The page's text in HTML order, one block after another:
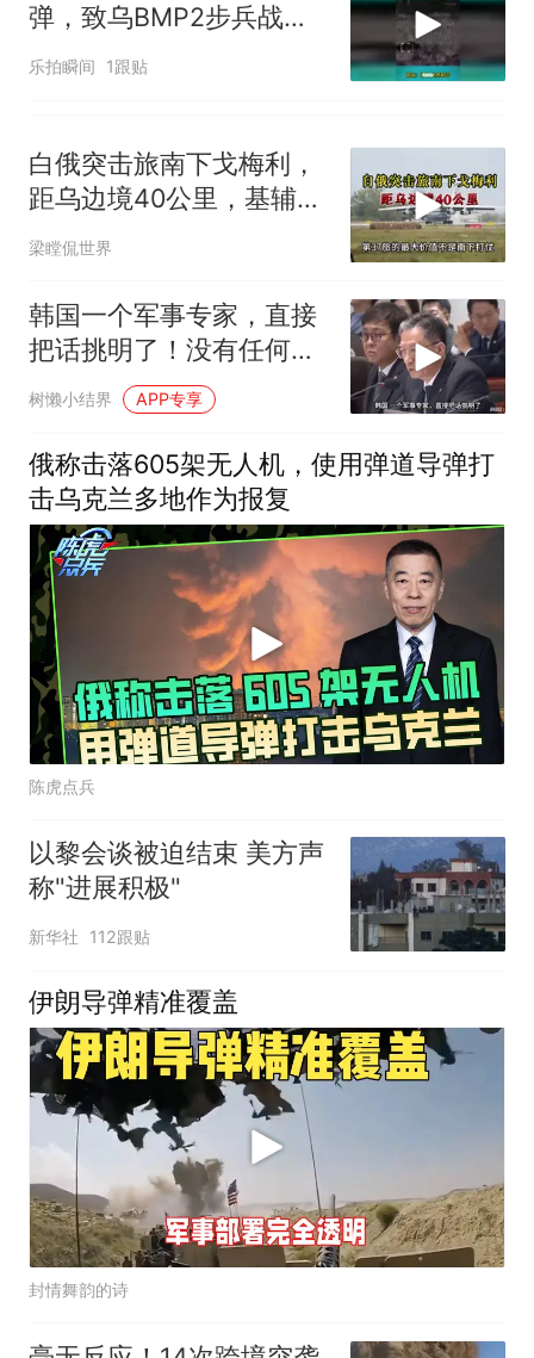
弹，致乌BMP2步兵战
车，瞬间化为灰烬
乐拍瞬间 1跟贴
白俄突击旅南下戈梅利，
距乌边境40公里，基辅北
面再现刀锋
梁瞠侃世界
韩国一个军事专家，直接
把话挑明了！没有任何一
个国家敢动
树懒小结界 APP专享
俄称击落605架无人机，使用弹道导弹打
击乌克兰多地作为报复
陈虎点兵
以黎会谈被迫结束 美方声
称"进展积极"
新华社 112跟贴
伊朗导弹精准覆盖
封情舞韵的诗